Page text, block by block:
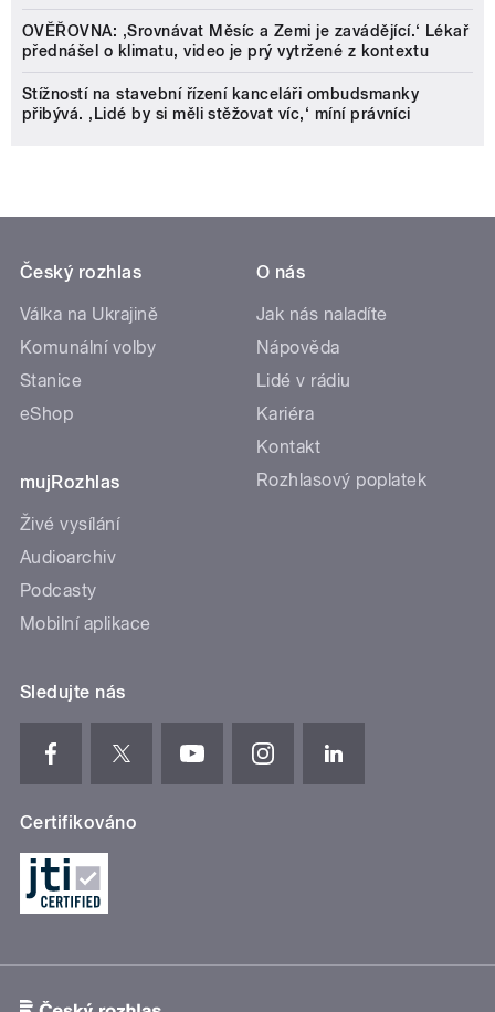
OVĚŘOVNA: ‚Srovnávat Měsíc a Zemi je zavádějící.‘ Lékař
přednášel o klimatu, video je prý vytržené z kontextu
Stížností na stavební řízení kanceláři ombudsmanky
přibývá. ‚Lidé by si měli stěžovat víc,‘ míní právníci
Český rozhlas
Válka na Ukrajině
Komunální volby
Stanice
eShop
mujRozhlas
Živé vysílání
Audioarchiv
Podcasty
Mobilní aplikace
O nás
Jak nás naladíte
Nápověda
Lidé v rádiu
Kariéra
Kontakt
Rozhlasový poplatek
Sledujte nás
Certifikováno